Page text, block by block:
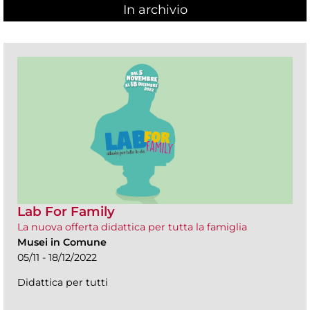
In archivio
Lab For Family
La nuova offerta didattica per tutta la famiglia
Musei in Comune
05/11 - 18/12/2022
Didattica per tutti